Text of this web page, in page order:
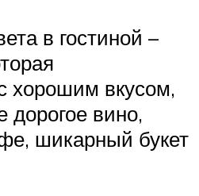
в гостиной –
хорошим вкусом,
дорогое вино,
шикарный букет